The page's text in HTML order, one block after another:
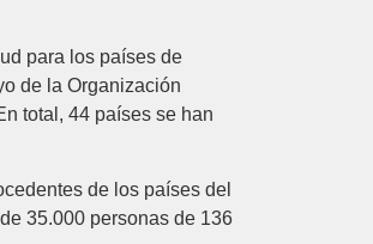
para los países de
de la Organización
total, 44 países se han
de los países del
35.000 personas de 136